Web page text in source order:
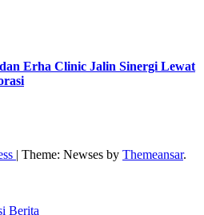
Erha Clinic Jalin Sinergi Lewat
| Theme: Newses by Themeansar.
Berita